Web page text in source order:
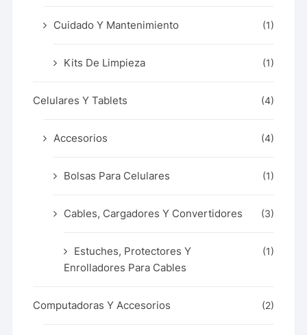
Cuidado Y Mantenimiento (1)
Kits De Limpieza (1)
Celulares Y Tablets (4)
Accesorios (4)
Bolsas Para Celulares (1)
Cables, Cargadores Y Convertidores (3)
Estuches, Protectores Y
Enrolladores Para Cables
(1)
Computadoras Y Accesorios (2)